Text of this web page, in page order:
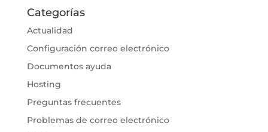
Categorías
Actualidad
Configuración correo electrónico
Documentos ayuda
Hosting
Preguntas frecuentes
Problemas de correo electrónico